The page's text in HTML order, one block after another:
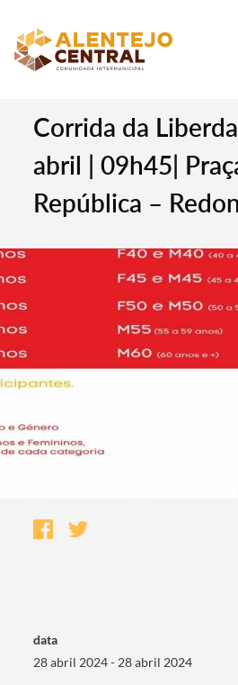
Corrida da
abril | 09h45|
República –
data
28 abril 2024 - 28 abril 2024